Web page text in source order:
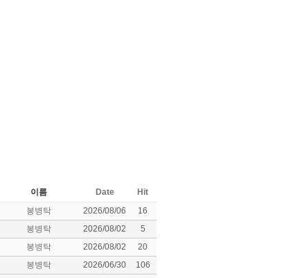
이름 Date
Hit
봉병탁 2026/08/06
16
봉병탁 2026/08/02
5
봉병탁 2026/08/02
20
봉병탁 2026/06/30 106